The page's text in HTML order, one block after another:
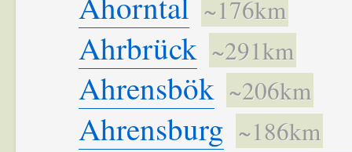
~176km
Ahrbrück ~291km
Ahrensbök ~206km
Ahrensburg ~186km